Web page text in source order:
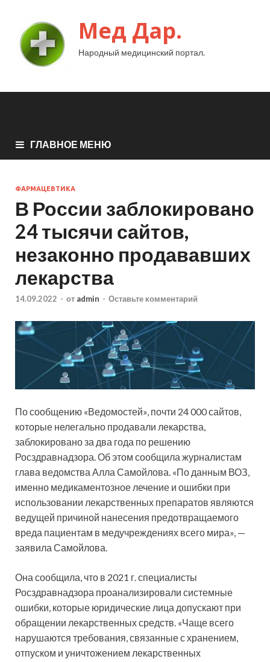
Мед Дар.
Народный медицинский портал.
ГЛАВНОЕ МЕНЮ
ФАРМАЦЕВТИКА
В России заблокировано
24 тысячи сайтов,
незаконно продававших
лекарства
14.09.2022 - от admin - Оставьте комментарий
По сообщению «Ведомостей», почти 24 000 сайтов,
которые нелегально продавали лекарства,
заблокировано за два года по решению
Росздравнадзора. Об этом сообщила журналистам
глава ведомства Алла Самойлова. «По данным ВОЗ,
именно медикаментозное лечение и ошибки при
использовании лекарственных препаратов являются
ведущей причиной нанесения предотвращаемого
вреда пациентам в медучреждениях всего мира», —
заявила Самойлова.
Она сообщила, что в 2021 г. специалисты
Росздравнадзора проанализировали системные
ошибки, которые юридические лица допускают при
обращении лекарственных средств. «Чаще всего
нарушаются требования, связанные с хранением,
отпуском и уничтожением лекарственных